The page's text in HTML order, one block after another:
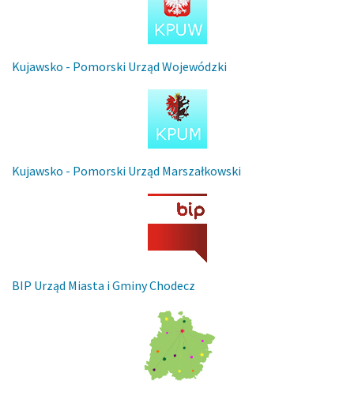
Kujawsko - Pomorski Urząd Wojewódzki
Kujawsko - Pomorski Urząd Marszałkowski
BIP Urząd Miasta i Gminy Chodecz